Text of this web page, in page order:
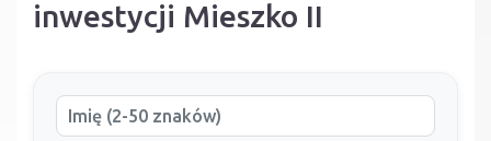
inwestycji Mieszko II